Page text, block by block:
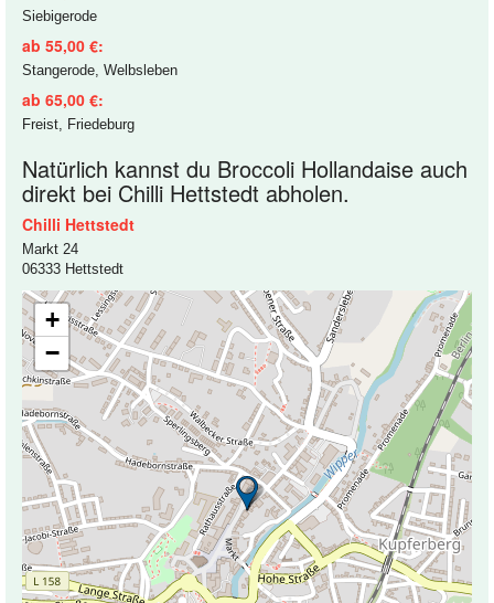
Siebigerode
ab 55,00 €:
Stangerode, Welbsleben
ab 65,00 €:
Freist, Friedeburg
Natürlich kannst du Broccoli Hollandaise auch
direkt bei Chilli Hettstedt abholen.
Chilli Hettstedt
Markt 24
06333 Hettstedt
+
−